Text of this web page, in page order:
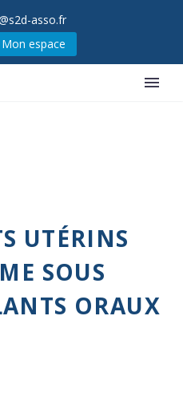
asso.fr
espace
UTÉRINS
SOUS
ORAUX